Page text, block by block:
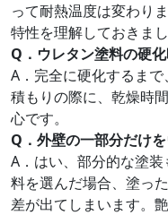
って耐熱温度は変わり
特性を理解しておきまし
Q．ウレタン塗料の硬
A．完全に硬化するま
積もりの際に、乾燥時
心です。
Q．外壁の一部分だけ
A．はい、部分的な塗
料を選んだ場合、塗っ
差が出てしまいます。